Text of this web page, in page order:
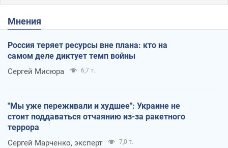
Мнения
Россия теряет ресурсы вне плана: кто на
самом деле диктует темп войны
Сергей Мисюра 6,7 т.
"Мы уже переживали и худшее": Украине не
стоит поддаваться отчаянию из-за ракетного
террора
Сергей Марченко, эксперт 7,0 т.